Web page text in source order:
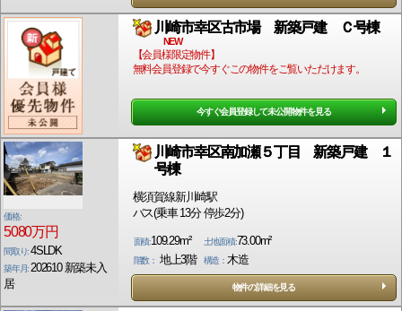
川崎市幸区古市場 新築戸建 Ｃ号棟
NEW
【会員様限定物件】
無料会員登録で今すぐこの物件をご覧いただけます。
今すぐ会員登録して未公開物件を見る
価格:
5080万円
間取り:4SLDK
築年月: 202610 新築未入
居
川崎市幸区南加瀬５丁目 新築戸建 １
号棟
横須賀線新川崎駅
バス(乗車 13分 停歩2分)
面積:109.29m² 土地面積:73.00m²
階数： 地上3階 構造： 木造
物件の詳細を見る